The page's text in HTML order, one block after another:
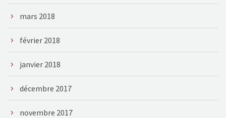
mars 2018
février 2018
janvier 2018
décembre 2017
novembre 2017